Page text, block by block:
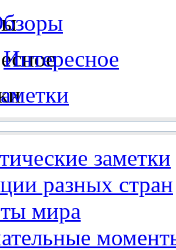
Интересное
заметки
разных стран
мира